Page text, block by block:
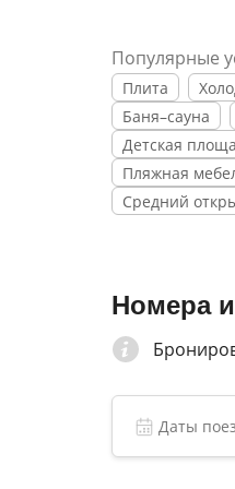
могут в
пансионате
уличные
аэробике.
территории
детей.
лечебная
Популярные
Плита
Баня–сауна
Детская
Пляжная
Средний
Номера